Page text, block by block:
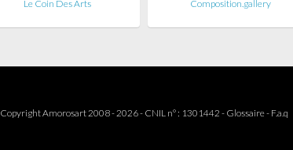
Le Coin Des Arts
Composition.gallery
Copyright Amorosart 2008 - 2026 - CNIL n° : 1301442 - Glossaire- F.a.q